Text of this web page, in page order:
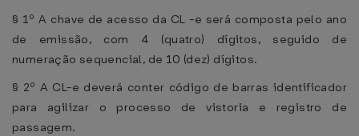
§ 1º A chave de acesso da CL -e será composta pelo ano
de emissão, com 4 (quatro) dígitos, seguido de
numeração sequencial, de 10 (dez) dígitos.
§ 2º A CL-e deverá conter código de barras identificador
para agilizar o processo de vistoria e registro de
passagem.